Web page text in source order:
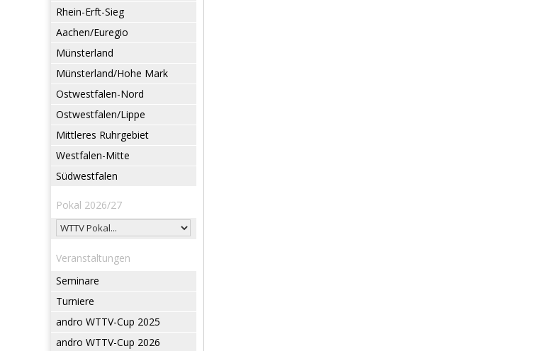
Rhein-Erft-Sieg
Aachen/Euregio
Münsterland
Münsterland/Hohe Mark
Ostwestfalen-Nord
Ostwestfalen/Lippe
Mittleres Ruhrgebiet
Westfalen-Mitte
Südwestfalen
Pokal 2026/27
Veranstaltungen
Seminare
Turniere
andro WTTV-Cup 2025
andro WTTV-Cup 2026